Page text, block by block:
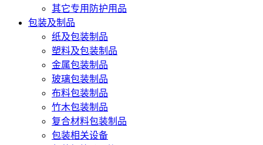
其它专用防护用品
包装及制品
纸及包装制品
塑料及包装制品
金属包装制品
玻璃包装制品
布料包装制品
竹木包装制品
复合材料包装制品
包装相关设备